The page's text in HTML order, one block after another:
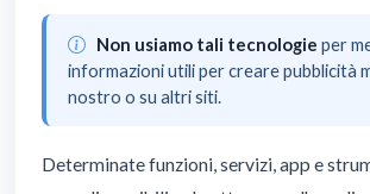
Non usiamo tali tecnologie per
informazioni utili per creare pubblicità
nostro o su altri siti.
Determinate funzioni, servizi, app e